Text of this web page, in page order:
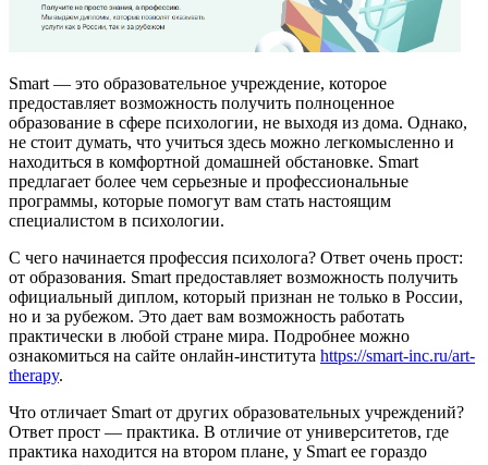
Smart — это образовательное учреждение, которое
предоставляет возможность получить полноценное
образование в сфере психологии, не выходя из дома. Однако,
не стоит думать, что учиться здесь можно легкомысленно и
находиться в комфортной домашней обстановке. Smart
предлагает более чем серьезные и профессиональные
программы, которые помогут вам стать настоящим
специалистом в психологии.
С чего начинается профессия психолога? Ответ очень прост:
от образования. Smart предоставляет возможность получить
официальный диплом, который признан не только в России,
но и за рубежом. Это дает вам возможность работать
практически в любой стране мира. Подробнее можно
ознакомиться на сайте онлайн-института https://smart-inc.ru/art-
therapy.
Что отличает Smart от других образовательных учреждений?
Ответ прост — практика. В отличие от университетов, где
практика находится на втором плане, у Smart ее гораздо